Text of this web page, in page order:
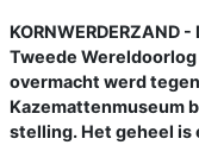
KORNWERDERZAND
Tweede
overmacht werd
Kazemattenmuseum
stelling. Het geheel